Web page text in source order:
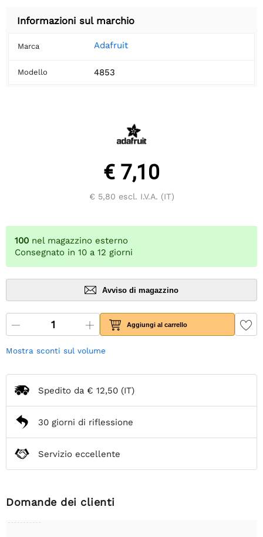
Informazioni sul marchio
Marca Adafruit
Modello 4853
€ 7,10
€ 5,80 escl. I.V.A. (IT)
100 nel magazzino esterno
Consegnato in 10 a 12 giorni
Avviso di magazzino
Aggiungi al carrello
Mostra sconti sul volume
Spedito da € 12,50 (IT)
30 giorni di riflessione
Servizio eccellente
Domande dei clienti